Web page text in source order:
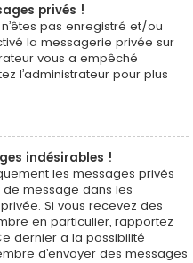
privés !
pas enregistré et/ou
la messagerie privée sur
vous a empêché
l’administrateur pour plus
indésirables !
les messages privés
de message dans les
Si vous recevez des
en particulier, rapportez
dernier a la possibilité
d’envoyer des messages